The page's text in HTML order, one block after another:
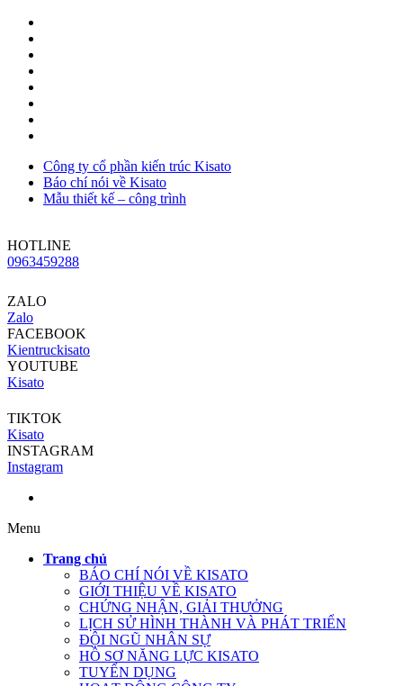
Công ty cổ phần kiến trúc Kisato
Báo chí nói về Kisato
Mẫu thiết kế – công trình
HOTLINE
0963459288
ZALO
Zalo
FACEBOOK
Kientruckisato
YOUTUBE
Kisato
TIKTOK
Kisato
INSTAGRAM
Instagram
Menu
Trang chủ
BÁO CHÍ NÓI VỀ KISATO
GIỚI THIỆU VỀ KISATO
CHỨNG NHẬN, GIẢI THƯỞNG
LỊCH SỬ HÌNH THÀNH VÀ PHÁT TRIỂN
ĐỘI NGŨ NHÂN SỰ
HỒ SƠ NĂNG LỰC KISATO
TUYỂN DỤNG